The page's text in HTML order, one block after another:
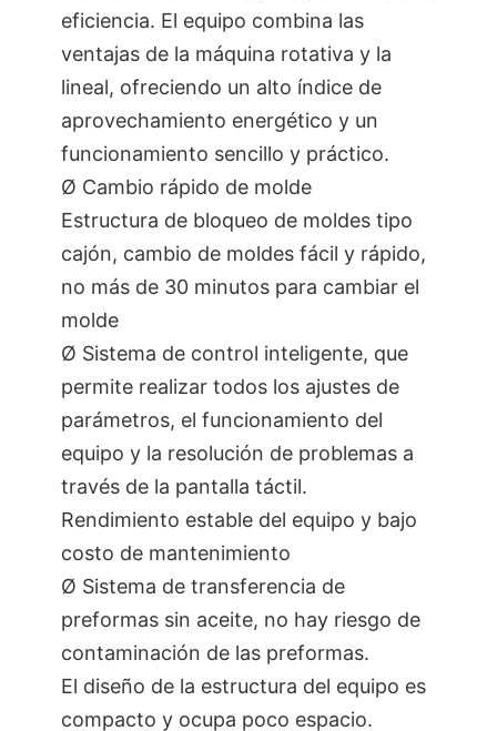
eficiencia. El equipo combina las
ventajas de la máquina rotativa y la
lineal, ofreciendo un alto índice de
aprovechamiento energético y un
funcionamiento sencillo y práctico.
Ø Cambio rápido de molde
Estructura de bloqueo de moldes tipo
cajón, cambio de moldes fácil y rápido,
no más de 30 minutos para cambiar el
molde
Ø Sistema de control inteligente, que
permite realizar todos los ajustes de
parámetros, el funcionamiento del
equipo y la resolución de problemas a
través de la pantalla táctil.
Rendimiento estable del equipo y bajo
costo de mantenimiento
Ø Sistema de transferencia de
preformas sin aceite, no hay riesgo de
contaminación de las preformas.
El diseño de la estructura del equipo es
compacto y ocupa poco espacio.